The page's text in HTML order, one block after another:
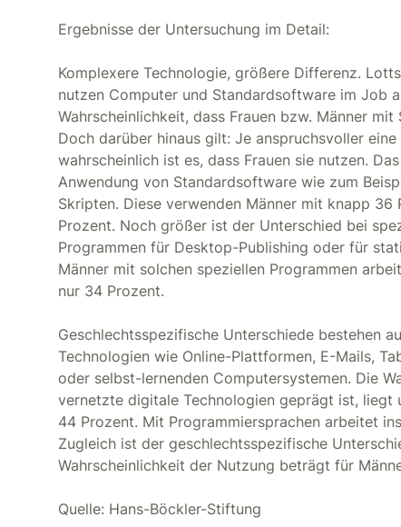
Ergebnisse der Untersuchung im Detail:
Komplexere Technologie, größere Differenz.
nutzen Computer und Standardsoftware im Job
Wahrscheinlichkeit, dass Frauen bzw. Männer
Doch darüber hinaus gilt: Je anspruchsvoller
wahrscheinlich ist es, dass Frauen sie nutzen.
Anwendung von Standardsoftware wie zum
Skripten. Diese verwenden Männer mit knapp
Prozent. Noch größer ist der Unterschied bei
Programmen für Desktop-Publishing oder für
Männer mit solchen speziellen Programmen
nur 34 Prozent.
Geschlechtsspezifische Unterschiede bestehen
Technologien wie Online-Plattformen, E-Mails,
oder selbst-lernenden Computersystemen. Die
vernetzte digitale Technologien geprägt ist, liegt
44 Prozent. Mit Programmiersprachen arbeitet
Zugleich ist der geschlechtsspezifische
Wahrscheinlichkeit der Nutzung beträgt für
Quelle: Hans-Böckler-Stiftung